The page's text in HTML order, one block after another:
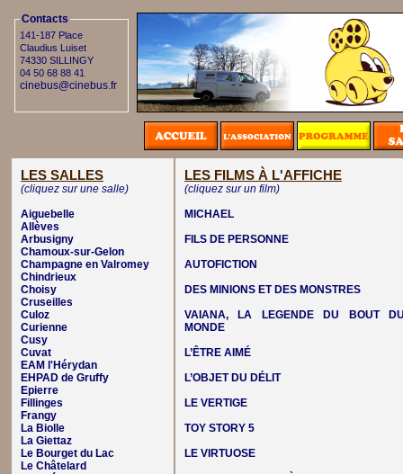
Contacts
141-187 Place
Claudius Luiset
74330 SILLINGY
04 50 68 88 41
cinebus@cinebus.fr
LES SALLES
(cliquez sur une salle)
Aiguebelle
Allèves
Arbusigny
Chamoux-sur-Gelon
Champagne en Valromey
Chindrieux
Choisy
Cruseilles
Culoz
Curienne
Cusy
Cuvat
EAM l'Hérydan
EHPAD de Gruffy
Epierre
Fillinges
Frangy
La Biolle
La Giettaz
Le Bourget du Lac
Le Châtelard
LES FILMS À L'AFFICHE
(cliquez sur un film)
MICHAEL
FILS DE PERSONNE
AUTOFICTION
DES MINIONS ET DES MONSTRES
VAIANA, LA LEGENDE DU BOUT
MONDE
L’ÊTRE AIMÉ
L’OBJET DU DÉLIT
LE VERTIGE
TOY STORY 5
LE VIRTUOSE